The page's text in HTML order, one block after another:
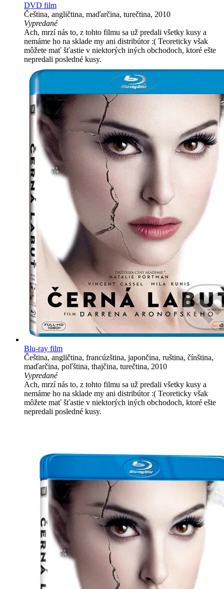
DVD film
Čeština, angličtina, maďarčina, turečtina, 2010
Vypredané
Ach, mrzí nás to, z tohto filmu sa už predali všetky kusy a
nemáme ho na sklade my ani distribútor :( Teoreticky však
môžete mať šťastie v niektorých iných obchodoch, ktoré ešte
nepredali posledné kusy.
Blu-ray film
Čeština, angličtina, francúzština, japončina, ruština, čínština,
maďarčina, poľština, thajčina, turečtina, 2010
Vypredané
Ach, mrzí nás to, z tohto filmu sa už predali všetky kusy a
nemáme ho na sklade my ani distribútor :( Teoreticky však
môžete mať šťastie v niektorých iných obchodoch, ktoré ešte
nepredali posledné kusy.